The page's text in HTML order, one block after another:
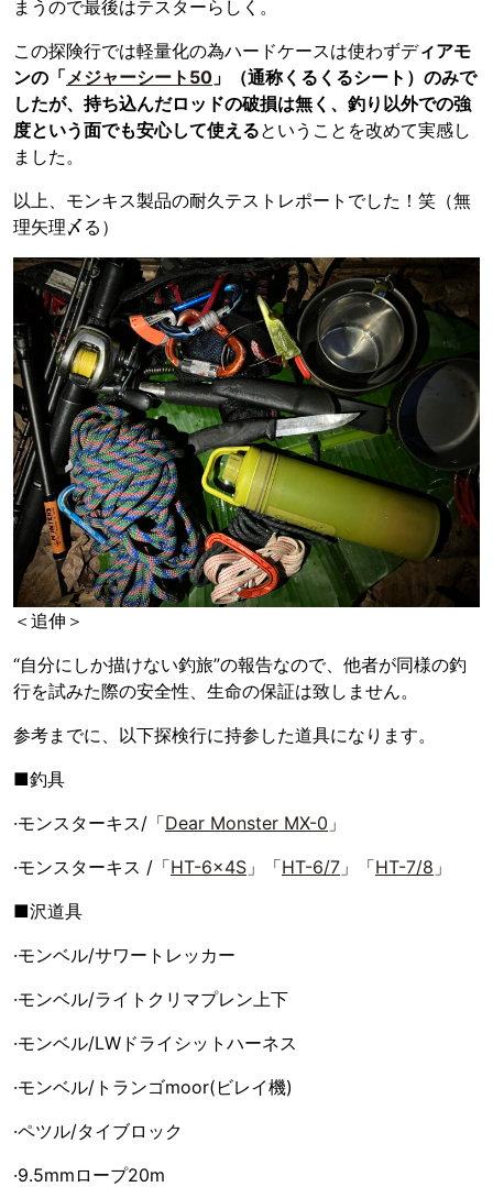
まうので最後はテスターらしく。
この探険行では軽量化の為ハードケースは使わずディアモ
ンの「メジャーシート50 」（通称くるくるシート）のみで
したが、持ち込んだロッドの破損は無く、釣り以外での強
度という面でも安心して使えるということを改めて実感し
ました。
以上、モンキス製品の耐久テストレポートでした！笑（無
理矢理〆る）
＜追伸＞
“自分にしか描けない釣旅”の報告なので、他者が同様の釣
行を試みた際の安全性、生命の保証は致しません。
参考までに、以下探検行に持参した道具になります。
■釣具
·モンスターキス/「Dear Monster MX-0 」
·モンスターキス /「HT-6×4S 」「HT-6/7 」「HT-7/8 」
■沢道具
·モンベル/サワートレッカー
·モンベル/ライトクリマプレン上下
·モンベル/LWドライシットハーネス
·モンベル/トランゴmoor(ビレイ機)
·ペツル/タイブロック
·9.5mmロープ20m